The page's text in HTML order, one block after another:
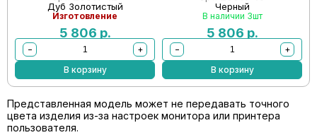
Дуб Золотистый
Изготовление
5 806 р.
−
+
В корзину
Черный
В наличии 3шт
5 806 р.
−
+
В корзину
Представленная модель может не передавать точного
цвета изделия из-за настроек монитора или принтера
пользователя.